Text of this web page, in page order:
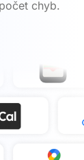
chyb.